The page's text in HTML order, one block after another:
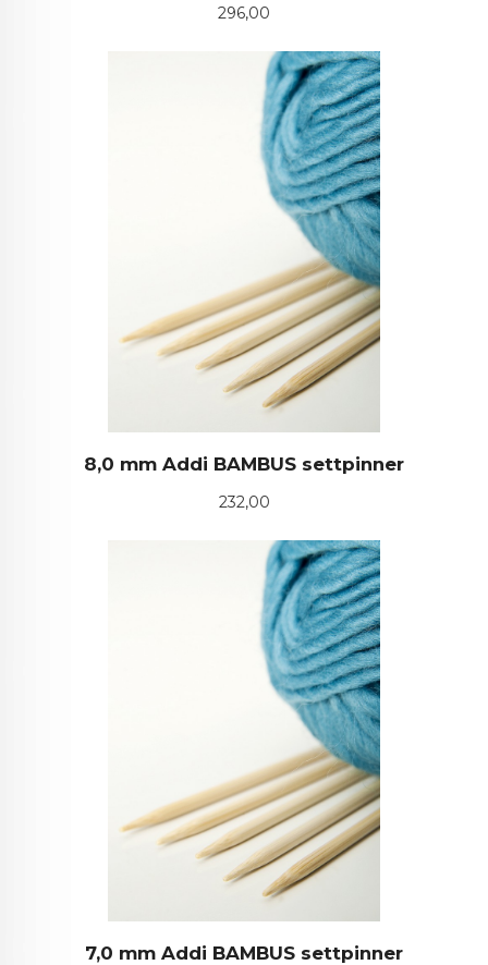
Pris
296,00
8,0 mm Addi BAMBUS settpinner
Pris
232,00
7,0 mm Addi BAMBUS settpinner